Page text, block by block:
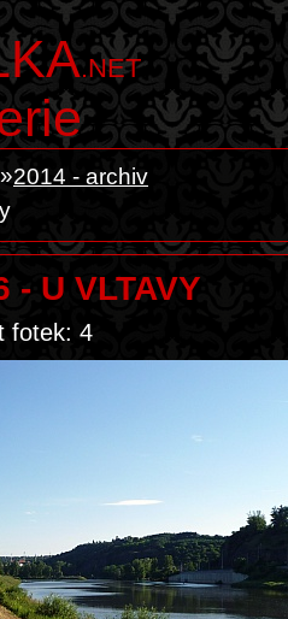
.NET
2014 - archiv
- U VLTAVY
fotek: 4